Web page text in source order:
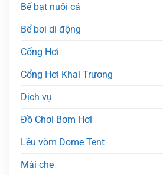
Bể bạt nuôi cá
Bể bơi di động
Cổng Hơi
Cổng Hơi Khai Trương
Dịch vụ
Đồ Chơi Bơm Hơi
Lều vòm Dome Tent
Mái che